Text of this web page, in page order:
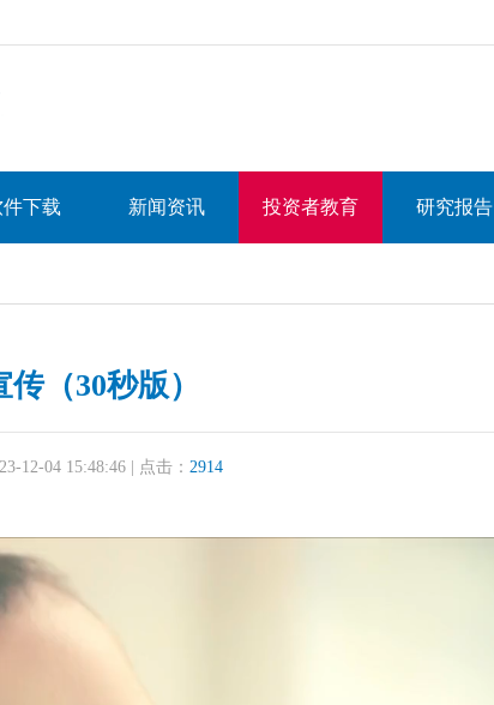
下载 新闻资讯 投资者教育 研究报告
（30秒版）
12-04 15:48:46 | 点击： 2914